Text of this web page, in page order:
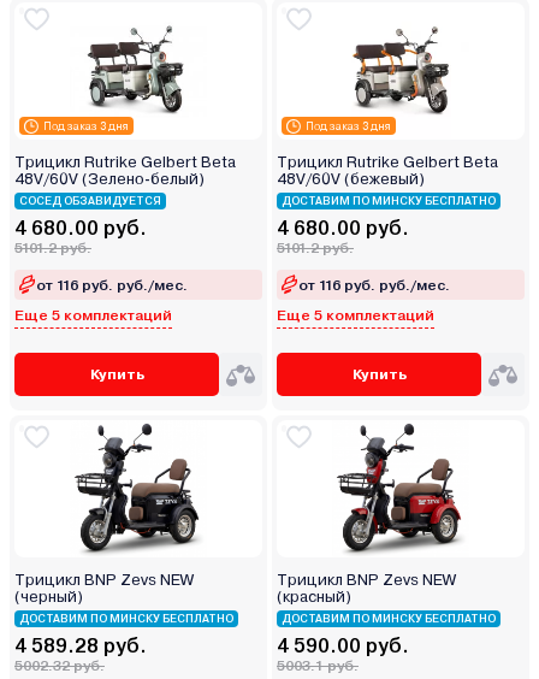
Под заказ 3 дня
Трицикл Rutrike Gelbert Beta
48V/60V (Зелено-белый)
СОСЕД ОБЗАВИДУЕТСЯ
4 680.00 руб.
5101.2 руб.
от 116 руб. руб./мес.
Еще 5 комплектаций
Купить
Под заказ 3 дня
Трицикл Rutrike Gelbert Beta
48V/60V (бежевый)
ДОСТАВИМ ПО МИНСКУ БЕСПЛАТНО
4 680.00 руб.
5101.2 руб.
от 116 руб. руб./мес.
Еще 5 комплектаций
Купить
Трицикл BNP Zevs NEW
(черный)
ДОСТАВИМ ПО МИНСКУ БЕСПЛАТНО
4 589.28 руб.
5002.32 руб.
Трицикл BNP Zevs NEW
(красный)
ДОСТАВИМ ПО МИНСКУ БЕСПЛАТНО
4 590.00 руб.
5003.1 руб.